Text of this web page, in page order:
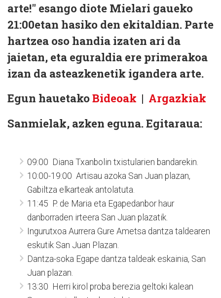
arte!" esango diote Mielari gaueko
21:00etan hasiko den ekitaldian. Parte
hartzea oso handia izaten ari da
jaietan, eta eguraldia ere primerakoa
izan da asteazkenetik igandera arte.
Egun hauetakoBideoak | Argazkiak
Sanmielak, azken eguna. Egitaraua:
09:00 Diana Txanbolin txistularien bandarekin.
10:00-19:00 Artisau azoka San Juan plazan,
Gabiltza elkarteak antolatuta.
11:45 P. de Maria eta Egapedanbor haur
danborraden irteera San Juan plazatik.
Ingurutxoa Aurrera Gure Ametsa dantza taldearen
eskutik San Juan Plazan.
Dantza-soka Egape dantza taldeak eskainia, San
Juan plazan.
13:30 Herri kirol proba berezia geltoki kalean